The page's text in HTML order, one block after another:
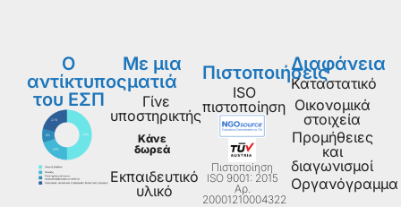
Ο
αντίκτυπος
του ΕΣΠ
Με μια
ματιά
Γίνε
υποστηρικτής
Κάνε
δωρεά
Εκπαιδευτικό
υλικό
Πιστοποιήσεις
ISO
πιστοποίηση
Πιστοποίηση
ISO 9001: 2015
Aρ.
20001210004322
Διαφάνεια
Καταστατικό
Οικονομικά
στοιχεία
Προμήθειες
και
διαγωνισμοί
Οργανόγραμμα